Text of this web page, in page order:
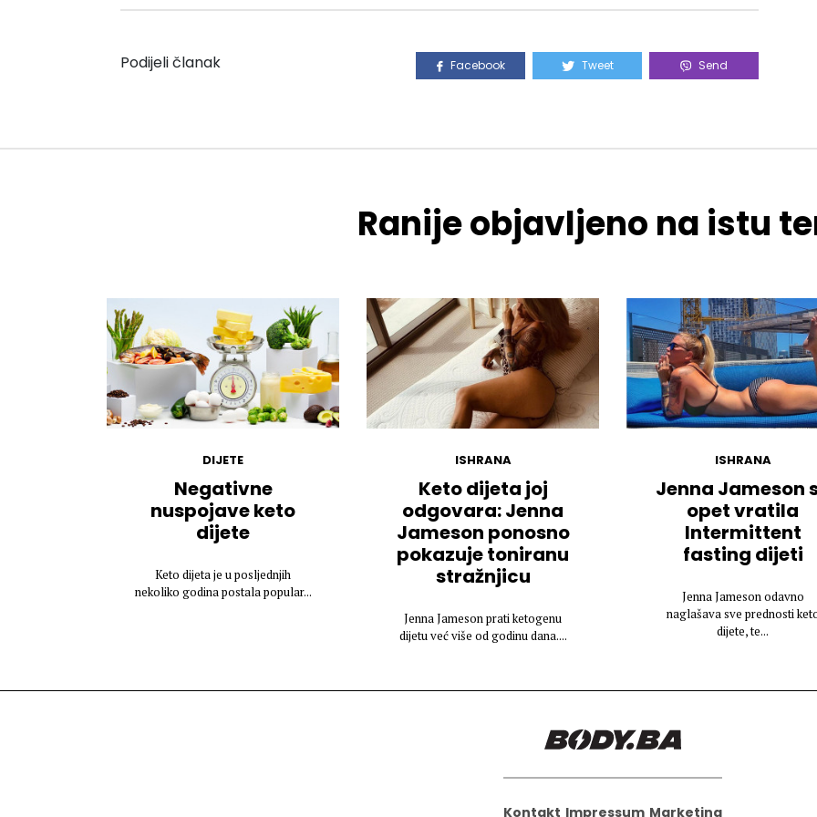
Podijeli članak Facebook Tweet Send
Ranije objavljeno na istu
DIJETE
Negativne
nuspojave keto
dijete
Keto dijeta je u posljednjih
nekoliko godina postala popular...
ISHRANA
Keto dijeta joj
odgovara: Jenna
Jameson ponosno
pokazuje toniranu
stražnjicu
Jenna Jameson prati ketogenu
dijetu već više od godinu dana....
ISHRANA
Jenna Jameson
opet vratila
Intermittent
fasting dijeti
Jenna Jameson odavno
naglašava sve prednosti
dijete, te...
Kontakt Impressum Marketing